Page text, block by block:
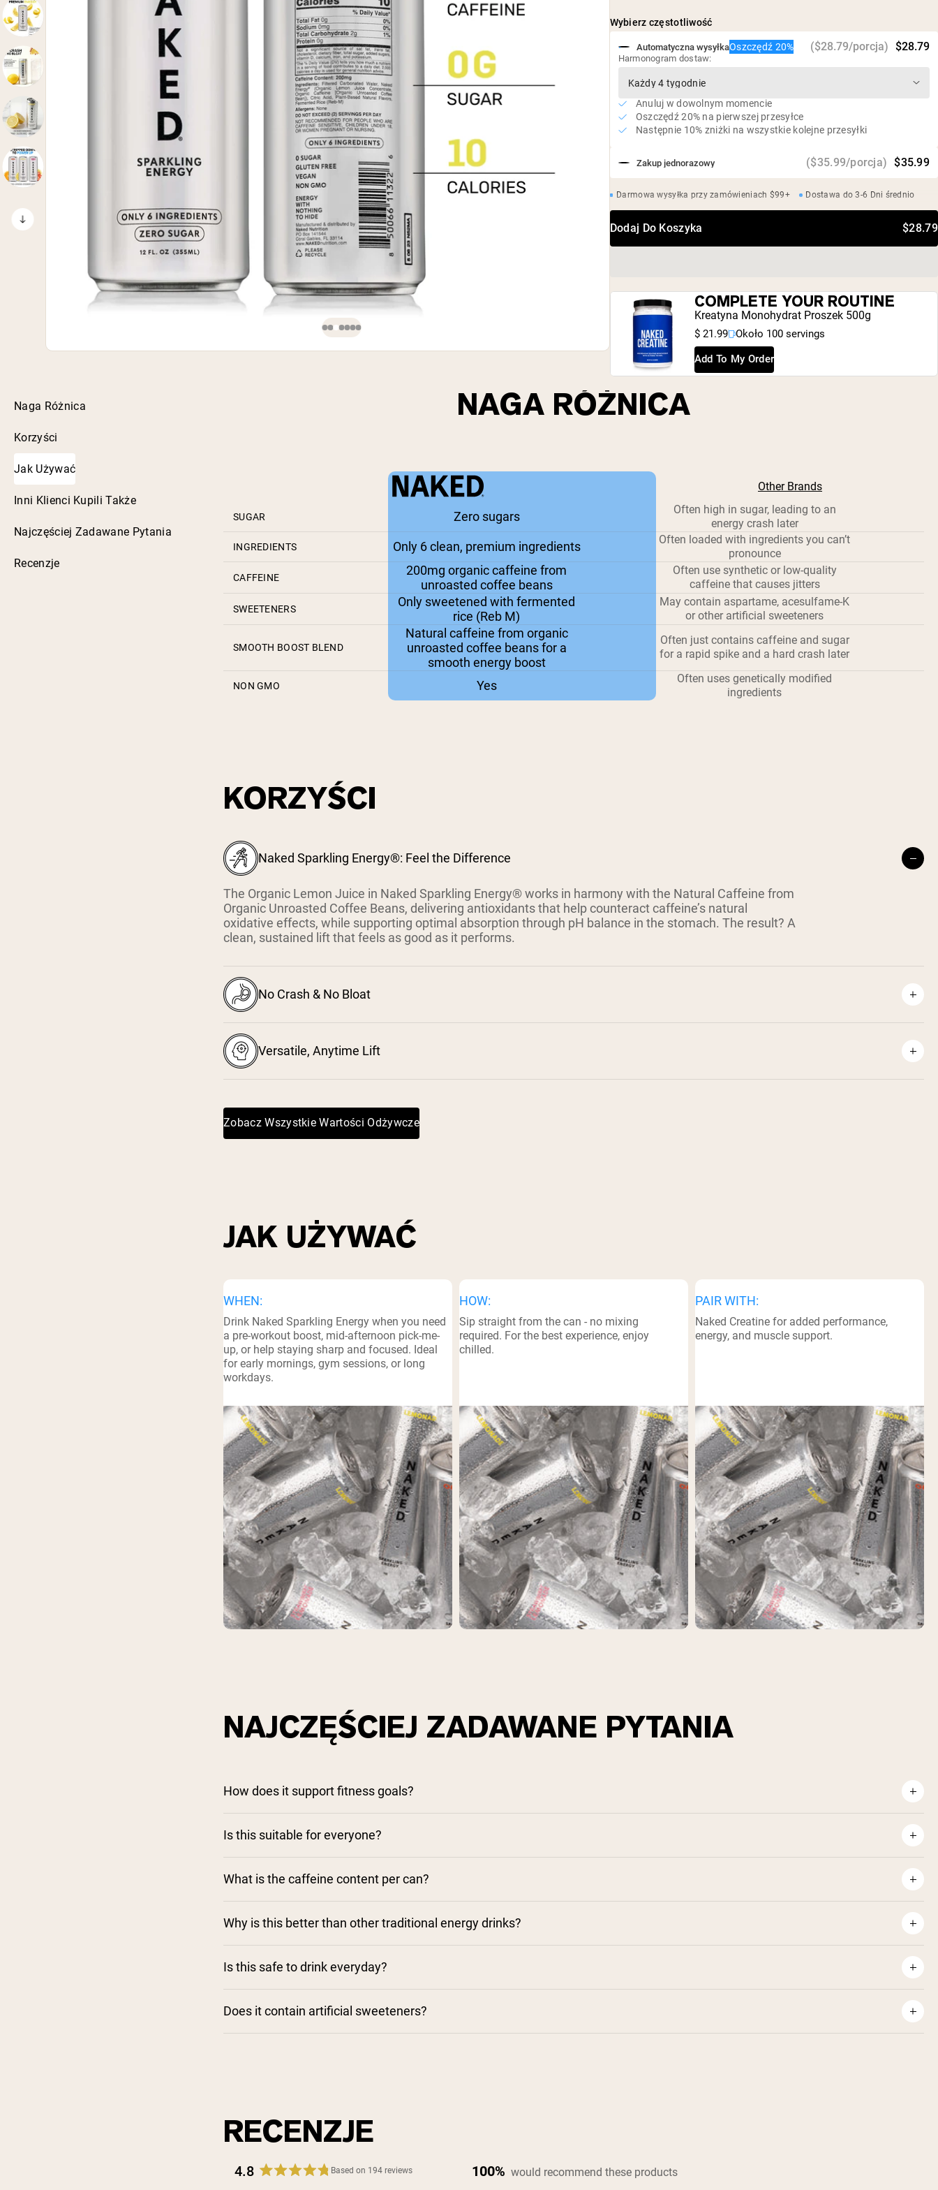
Wegańskie, bezglutenowe, bez GMO
Bez sztucznych słodzików, bez ukrytych składników
Wybierz częstotliwość
Zakup jednorazowy ($35.99/porcja) $35.99
Automatyczna wysyłkaOszczędź 20% ($28.79/porcja) $28.79
Harmonogram dostaw:
Anuluj w dowolnym momencie
Oszczędź 20% na pierwszej przesyłce
Następnie 10% zniżki na wszystkie kolejne przesyłki
Darmowa wysyłka przy zamówieniach $99+ Dostawa do 3-6 Dni średnio
Dodaj Do Koszyka $28.79
COMPLETE YOUR ROUTINE
Kreatyna Monohydrat Proszek 500g
$ 21.99 Około 100 servings
Add To My Order
Naga Różnica
Korzyści
Jak Używać
Inni Klienci Kupili Także
Najczęściej Zadawane Pytania
Recenzje
NAGA RÓŻNICA
Other Brands
SUGAR Zero sugars
Often high in sugar, leading to an
energy crash later
INGREDIENTS Only 6 clean, premium ingredients
Often loaded with ingredients you can’t
pronounce
CAFFEINE
200mg organic caffeine from
unroasted coffee beans
Often use synthetic or low-quality
caffeine that causes jitters
SWEETENERS
Only sweetened with fermented
rice (Reb M)
May contain aspartame, acesulfame-K
or other artificial sweeteners
SMOOTH BOOST BLEND
Natural caffeine from organic
unroasted coffee beans for a
smooth energy boost
Often just contains caffeine and sugar
for a rapid spike and a hard crash later
NON GMO Yes
Often uses genetically modified
ingredients
KORZYŚCI
Naked Sparkling Energy®: Feel the Difference
The Organic Lemon Juice in Naked Sparkling Energy® works in harmony with the Natural Caffeine from
Organic Unroasted Coffee Beans, delivering antioxidants that help counteract caffeine’s natural
oxidative effects, while supporting optimal absorption through pH balance in the stomach. The result? A
clean, sustained lift that feels as good as it performs.
No Crash & No Bloat
Versatile, Anytime Lift
Zobacz Wszystkie Wartości Odżywcze
JAK UŻYWAĆ
WHEN:
Drink Naked Sparkling Energy when you need
a pre-workout boost, mid-afternoon pick-me-
up, or help staying sharp and focused. Ideal
for early mornings, gym sessions, or long
workdays.
HOW:
Sip straight from the can - no mixing
required. For the best experience, enjoy
chilled.
PAIR WITH:
Naked Creatine for added performance,
energy, and muscle support.
NAJCZĘŚCIEJ ZADAWANE PYTANIA
How does it support fitness goals?
Is this suitable for everyone?
What is the caffeine content per can?
Why is this better than other traditional energy drinks?
Is this safe to drink everyday?
Does it contain artificial sweeteners?
RECENZJE
4.8 Based on 194 reviews 100% would recommend these products
Kup Teraz